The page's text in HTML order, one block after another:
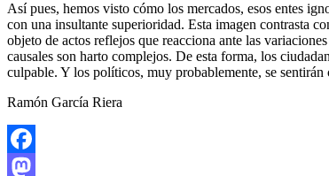
Así pues, hemos visto cómo los mercados, esos entes
con una insultante superioridad. Esta imagen contrasta
objeto de actos reflejos que reacciona ante las
causales son harto complejos. De esta forma, los
culpable. Y los políticos, muy probablemente, se
Ramón García Riera
Facebook